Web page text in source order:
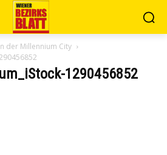
der Millennium City
1290456852